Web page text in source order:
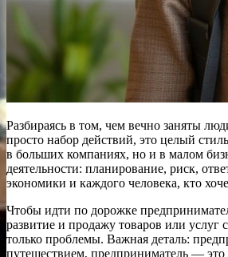
Разбираясь в том, чем вечно заняты
просто набор действий, это целый
в больших компаниях, но и в малом
деятельности: планирование, риск,
экономики и каждого человека, кто
Чтобы идти по дорожке
развитие и продажу товаров или услуг
только проблемы. Важная деталь:
путешествием, предприниматель — это